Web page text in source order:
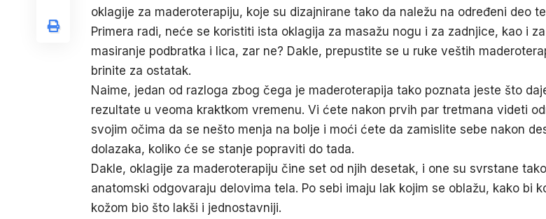
oklagije za maderoterapiju, koje su dizajnirane tako da naležu na određeni deo
Primera radi, neće se koristiti ista oklagija za masažu nogu i za zadnjice, kao i za
masiranje podbratka i lica, zar ne? Dakle, prepustite se u ruke veštih
brinite za ostatak.
Naime, jedan od razloga zbog čega je maderoterapija tako poznata jeste što
rezultate u veoma kraktkom vremenu. Vi ćete nakon prvih par tretmana videti
svojim očima da se nešto menja na bolje i moći ćete da zamislite sebe nakon
dolazaka, koliko će se stanje popraviti do tada.
Dakle, oklagije za maderoterapiju čine set od njih desetak, i one su svrstane
anatomski odgovaraju delovima tela. Po sebi imaju lak kojim se oblažu, kako bi
kožom bio što lakši i jednostavniji.